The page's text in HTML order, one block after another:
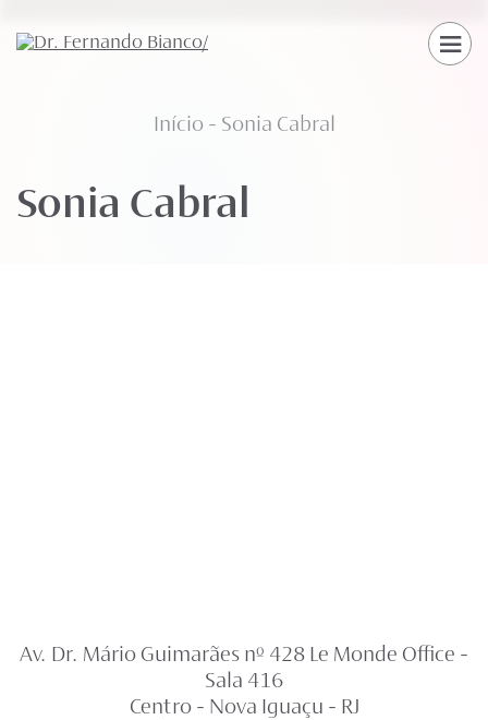
Início - Sonia Cabral
Sonia Cabral
Av. Dr. Mário Guimarães nº 428 Le Monde Office -
Sala 416
Centro - Nova Iguaçu - RJ